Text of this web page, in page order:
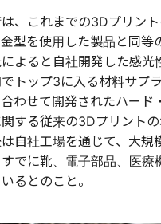
、これまでの3Dプリン
型を使用した製品と同等
よると自社開発した感光
トップ3に入る材料サプ
わせて開発されたハード
する従来の3Dプリント
自社工場を通じて、大規
でに靴、電子部品、医
るとのこと。